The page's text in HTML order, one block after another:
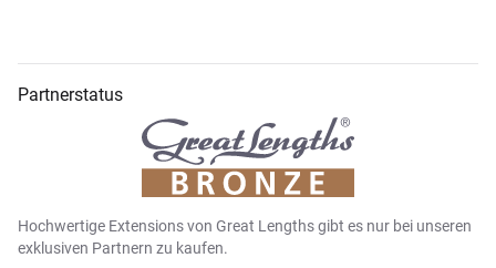
Partnerstatus
Hochwertige Extensions von Great Lengths gibt es nur bei unseren
exklusiven Partnern zu kaufen.